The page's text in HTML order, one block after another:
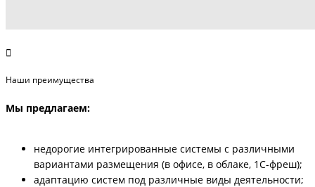
Наши преимущества
Мы предлагаем:
недорогие интегрированные системы с различными
вариантами размещения (в офисе, в облаке, 1С-фреш);
адаптацию систем под различные виды деятельности;